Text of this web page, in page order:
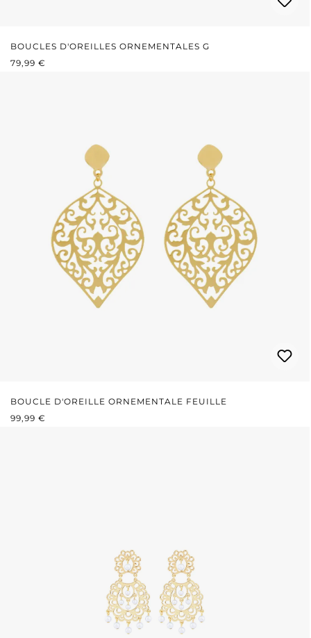
BOUCLES D'OREILLES ORNEMENTALES G
PRIX RÉGULIER :
79,99 €
BOUCLE D'OREILLE ORNEMENTALE FEUILLE
PRIX RÉGULIER :
99,99 €